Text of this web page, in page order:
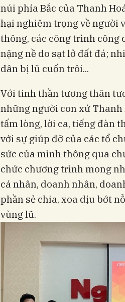
núi phía Bắc của Thanh
hại nghiêm trọng về người
thông, các công trình công
nặng nề do sạt lở đất đá;
dân bị lũ cuốn trôi...
Với tinh thần tương thân
những người con xứ Thanh
tấm lòng, lời ca, tiếng đàn
với sự giúp đỡ của các tổ
sức của mình thông qua
chức chương trình mong
cá nhân, doanh nhân,
phần sẻ chia, xoa dịu bớt
vùng lũ.